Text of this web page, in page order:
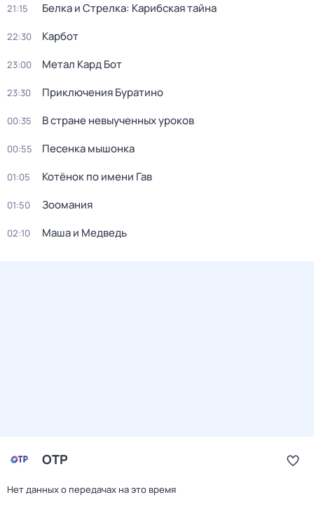
21:15 Белка и Стрелка: Карибская тайна
22:30 Карбот
23:00 Метал Кард Бот
23:30 Приключения Буратино
00:35 В стране невыученных уроков
00:55 Песенка мышонка
01:05 Котёнок по имени Гав
01:50 Зоомания
02:10 Маша и Медведь
ОТР
Нет данных о передачах на это время